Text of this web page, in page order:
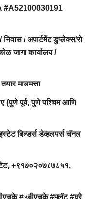
#A52100030191
/ अपार्टमेंट डुप्लेक्स/रो
जागा कार्यालय /
मालमत्ता
(पुणे पूर्व, पुणे पश्चिम आणि
बिल्डर्स डेव्हलपर्स चॅनल
+९१७०२०७८७८५१,
#५बीएचके #फ्लॅट #घरे